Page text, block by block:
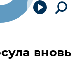
вновь